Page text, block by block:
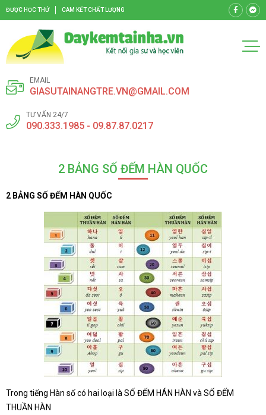
ĐƯỢC HỌC THỬ CAM KẾT CHẤT LƯỢNG
EMAIL
GIASUTAINANGTRE.VN@GMAIL.COM
TƯ VẤN 24/7
090.333.1985 - 09.87.87.0217
2 BẢNG SỐ ĐẾM HÀN QUỐC
2 BẢNG SỐ ĐẾM HÀN QUỐC
Trong tiếng Hàn số có hai loại là SỐ ĐẾM HÁN HÀN và SỐ ĐẾM
THUẦN HÀN